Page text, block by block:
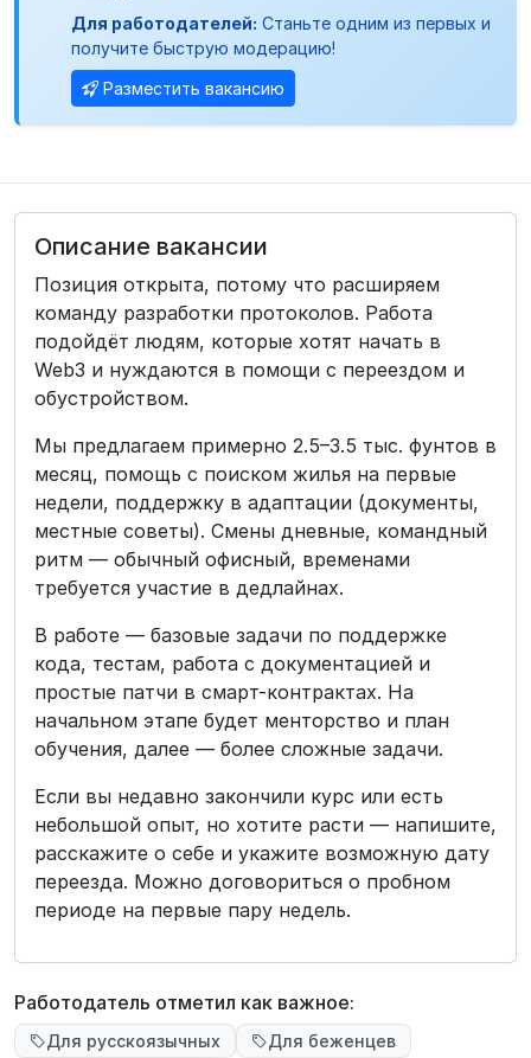
Для работодателей: Станьте одним из первых и
получите быструю модерацию!
Разместить вакансию
Описание вакансии
Позиция открыта, потому что расширяем
команду разработки протоколов. Работа
подойдёт людям, которые хотят начать в
Web3 и нуждаются в помощи с переездом и
обустройством.
Мы предлагаем примерно 2.5–3.5 тыс. фунтов в
месяц, помощь с поиском жилья на первые
недели, поддержку в адаптации (документы,
местные советы). Смены дневные, командный
ритм — обычный офисный, временами
требуется участие в дедлайнах.
В работе — базовые задачи по поддержке
кода, тестам, работа с документацией и
простые патчи в смарт-контрактах. На
начальном этапе будет менторство и план
обучения, далее — более сложные задачи.
Если вы недавно закончили курс или есть
небольшой опыт, но хотите расти — напишите,
расскажите о себе и укажите возможную дату
переезда. Можно договориться о пробном
периоде на первые пару недель.
Работодатель отметил как важное:
Для русскоязычных
Для беженцев